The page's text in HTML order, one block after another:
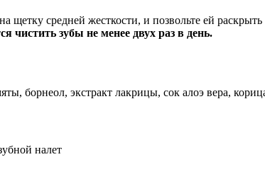
щетку средней жесткости, и позвольте ей
чистить зубы не менее двух раз в день.
борнеол, экстракт лакрицы, сок алоэ вера,
налет